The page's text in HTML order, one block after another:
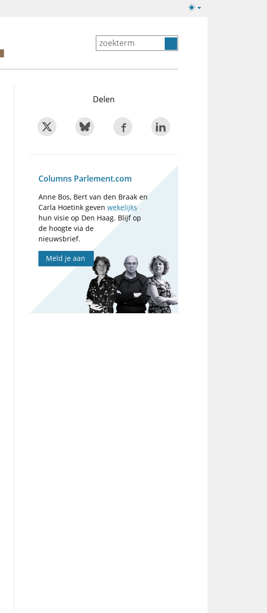
Lichte/donkere
Delen
Columns Parlement.com
Anne Bos, Bert van den Braak en
Carla Hoetink gevenwekelijks
hun visie op Den Haag. Blijf op
de hoogte via de
nieuwsbrief.
Meld je aan